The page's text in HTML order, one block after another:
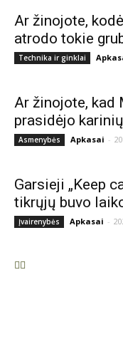
Ar žinojote,
atrodo tokie
Technika ir ginklai
Ar žinojote, kad
prasidėjo
Asmenybės Apkasai -
Garsieji „Keep
tikrųjų buvo
Įvairenybės Apkasai -